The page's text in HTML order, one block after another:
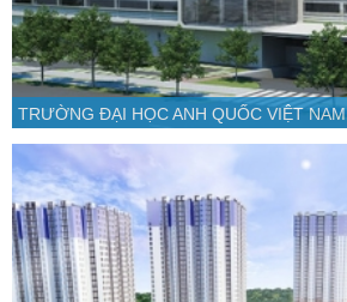
TRƯỜNG ĐẠI HỌC ANH QUỐC VIỆT NAM